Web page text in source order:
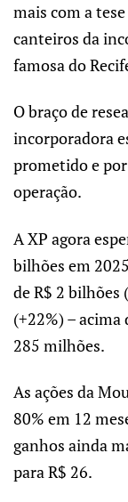
mais com a
canteiros da
famosa do
O braço de
incorporadora
prometido e
operação.
A XP agora
bilhões em
de R$ 2 bilhões
(+22%) – acima
285 milhões.
As ações da
80% em 12
ganhos ainda
para R$ 26.